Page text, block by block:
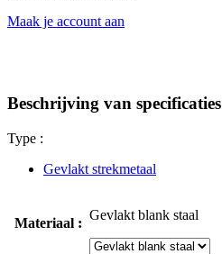
Maak je account aan
Beschrijving van specificaties
Type :
Gevlakt strekmetaal
Materiaal :
Gevlakt blank staal